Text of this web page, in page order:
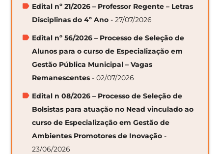
Edital nº 21/2026 – Professor Regente – Letras
Disciplinas do 4º Ano - 27/07/2026
Edital nº 56/2026 – Processo de Seleção de
Alunos para o curso de Especialização em
Gestão Pública Municipal – Vagas
Remanescentes - 02/07/2026
Edital n 08/2026 – Processo de Seleção de
Bolsistas para atuação no Nead vinculado ao
curso de Especialização em Gestão de
Ambientes Promotores de Inovação -
23/06/2026